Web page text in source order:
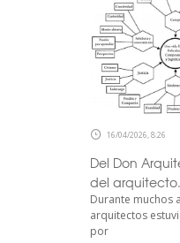
16/04/2026, 8:26
Del Don
del arquitecto.
Durante muchos
arquitectos
por